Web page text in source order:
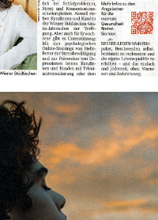
AG Vienna Insurance
Bild-ID: 74197